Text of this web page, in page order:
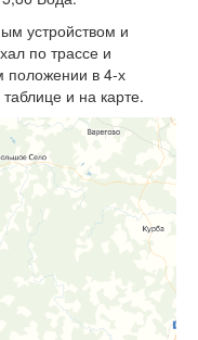
устройством и
по трассе и
положении в 4-х
и на карте.